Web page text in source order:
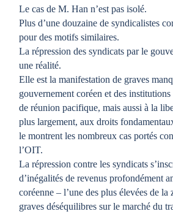
Le cas de M. Han n’est pas isolé.
Plus d’une douzaine de syndicalistes
pour des motifs similaires.
La répression des syndicats par le
une réalité.
Elle est la manifestation de graves
gouvernement coréen et des
de réunion pacifique, mais aussi à la
plus largement, aux droits
le montrent les nombreux cas portés
l’OIT.
La répression contre les syndicats
d’inégalités de revenus profondément
coréenne – l’une des plus élevées de
graves déséquilibres sur le marché du